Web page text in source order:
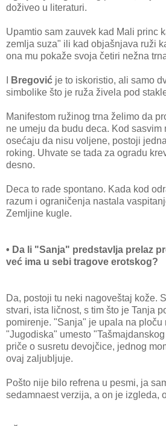
doživeo u literaturi.
Upamtio sam zauvek kad Mali princ
zemlja suza" ili kad objašnjava ruži
ona mu pokaže svoja četiri nežna
Bregović je to iskoristio, ali samo
simbolike što je ruža živela pod
Manifestom ružinog trna želimo da
ne umeju da budu deca. Kod sasvim
osećaju da nisu voljene, postoji
roking. Uhvate se tada za ogradu
desno.
Deca to rade spontano. Kada kod
razum i ograničenja nastala
Zemljine kugle.
• Da li "Sanja" predstavlja prelaz
već ima u sebi tragove erotskog?
Da, postoji tu neki nagoveštaj kože.
stvari, ista ličnost, s tim što je Tanja
pomirenje. "Sanja" je upala na
"Jugodiska" umesto
priče o susretu devojčice, jednog
ovaj zaljubljuje.
Pošto nije bilo refrena u pesmi, ja
sedamnaest verzija, a on je izgleda,